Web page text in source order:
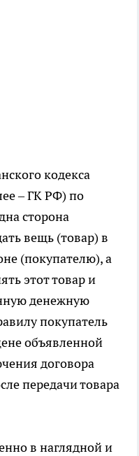
кодекса
– ГК РФ) по
сторона
вещь (товар) в
(покупателю), а
этот товар и
денежную
покупатель
объявленной
договора
передачи товара
в наглядной и